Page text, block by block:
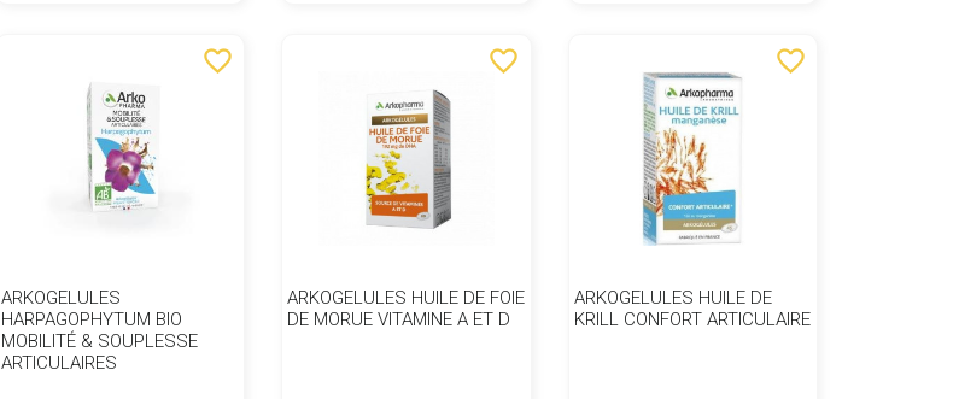
favorite_border
ARKOGELULES
HARPAGOPHYTUM BIO
MOBILITÉ & SOUPLESSE
ARTICULAIRES
favorite_border
ARKOGELULES HUILE DE FOIE
DE MORUE VITAMINE A ET D
favorite_border
ARKOGELULES HUILE DE
KRILL CONFORT ARTICULAIRE